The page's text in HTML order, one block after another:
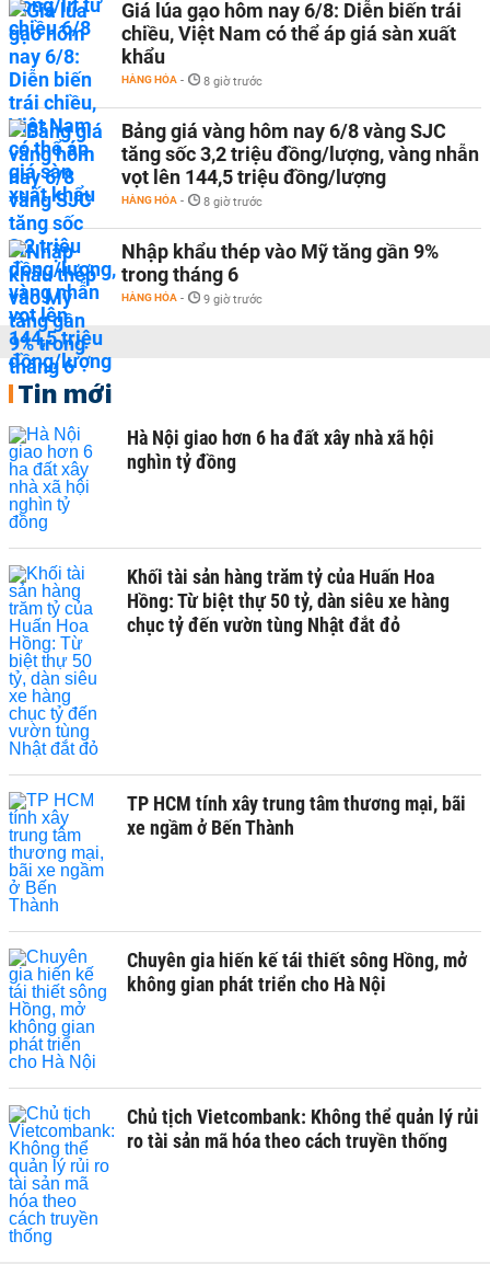
Giá lúa gạo hôm nay 6/8: Diễn biến trái
chiều, Việt Nam có thể áp giá sàn xuất
khẩu
HÀNG HÓA - 8 giờ trước
Bảng giá vàng hôm nay 6/8 vàng SJC
tăng sốc 3,2 triệu đồng/lượng, vàng nhẫn
vọt lên 144,5 triệu đồng/lượng
HÀNG HÓA - 8 giờ trước
Nhập khẩu thép vào Mỹ tăng gần 9%
trong tháng 6
HÀNG HÓA - 9 giờ trước
Tin mới
Hà Nội giao hơn 6 ha đất xây nhà xã hội
nghìn tỷ đồng
Khối tài sản hàng trăm tỷ của Huấn Hoa
Hồng: Từ biệt thự 50 tỷ, dàn siêu xe hàng
chục tỷ đến vườn tùng Nhật đắt đỏ
TP HCM tính xây trung tâm thương mại, bãi
xe ngầm ở Bến Thành
Chuyên gia hiến kế tái thiết sông Hồng, mở
không gian phát triển cho Hà Nội
Chủ tịch Vietcombank: Không thể quản lý rủi
ro tài sản mã hóa theo cách truyền thống